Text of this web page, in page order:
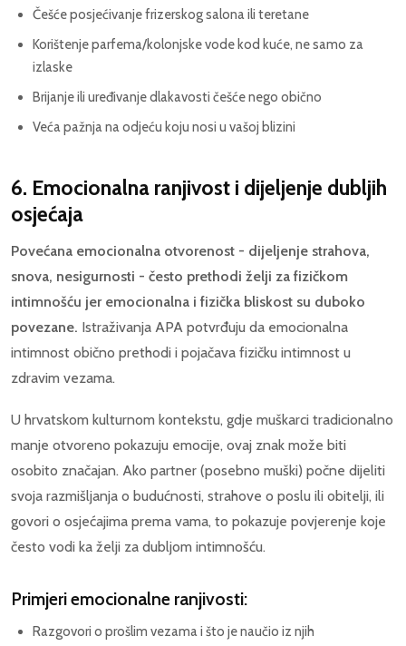
Češće posjećivanje frizerskog salona ili teretane
Korištenje parfema/kolonjske vode kod kuće, ne samo za
izlaske
Brijanje ili uređivanje dlakavosti češće nego obično
Veća pažnja na odjeću koju nosi u vašoj blizini
6. Emocionalna ranjivost i dijeljenje dubljih
osjećaja
Povećana emocionalna otvorenost - dijeljenje strahova,
snova, nesigurnosti - često prethodi želji za fizičkom
intimnošću jer emocionalna i fizička bliskost su duboko
povezane. Istraživanja APA potvrđuju da emocionalna
intimnost obično prethodi i pojačava fizičku intimnost u
zdravim vezama.
U hrvatskom kulturnom kontekstu, gdje muškarci tradicionalno
manje otvoreno pokazuju emocije, ovaj znak može biti
osobito značajan. Ako partner (posebno muški) počne dijeliti
svoja razmišljanja o budućnosti, strahove o poslu ili obitelji, ili
govori o osjećajima prema vama, to pokazuje povjerenje koje
često vodi ka želji za dubljom intimnošću.
Primjeri emocionalne ranjivosti:
Razgovori o prošlim vezama i što je naučio iz njih